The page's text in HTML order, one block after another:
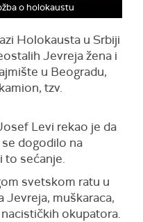
o holokaustu
Holokausta u Srbiji
Jevreja žena i
u Beogradu,
tzv.
Levi rekao je da
dogodilo na
to sećanje.
svetskom ratu u
Jevreja, muškaraca,
okupatora.